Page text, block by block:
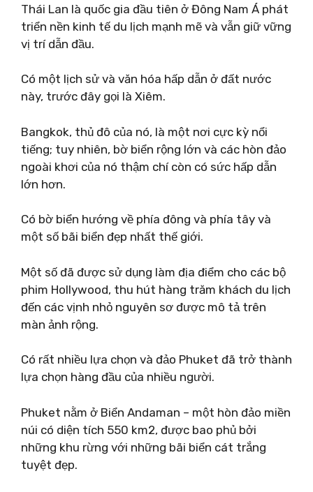
Thái Lan là quốc gia đầu tiên ở Đông Nam Á phát
triển nền kinh tế du lịch mạnh mẽ và vẫn giữ vững
vị trí dẫn đầu.
Có một lịch sử và văn hóa hấp dẫn ở đất nước
này, trước đây gọi là Xiêm.
Bangkok, thủ đô của nó, là một nơi cực kỳ nổi
tiếng; tuy nhiên, bờ biển rộng lớn và các hòn đảo
ngoài khơi của nó thậm chí còn có sức hấp dẫn
lớn hơn.
Có bờ biển hướng về phía đông và phía tây và
một số bãi biển đẹp nhất thế giới.
Một số đã được sử dụng làm địa điểm cho các bộ
phim Hollywood, thu hút hàng trăm khách du lịch
đến các vịnh nhỏ nguyên sơ được mô tả trên
màn ảnh rộng.
Có rất nhiều lựa chọn và đảo Phuket đã trở thành
lựa chọn hàng đầu của nhiều người.
Phuket nằm ở Biển Andaman – một hòn đảo miền
núi có diện tích 550 km2, được bao phủ bởi
những khu rừng với những bãi biển cát trắng
tuyệt đẹp.